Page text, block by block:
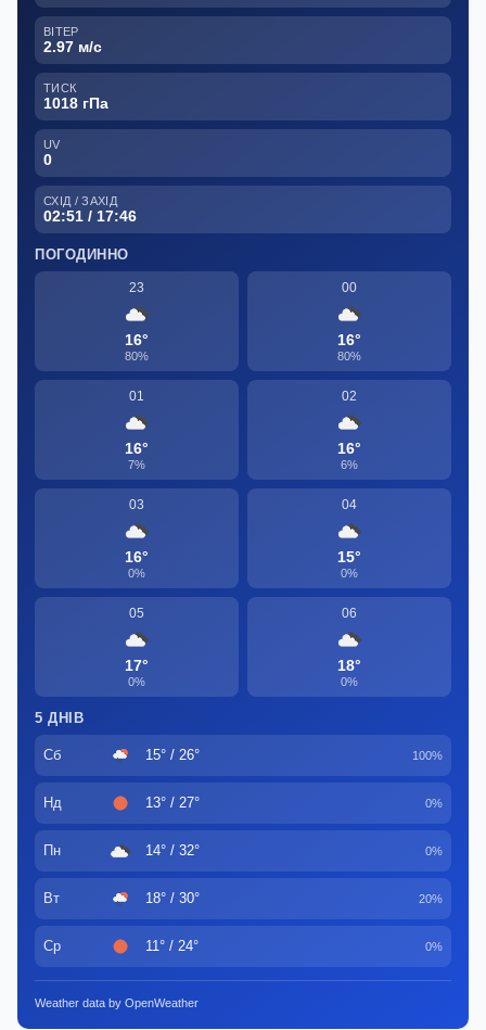
ВІТЕР
2.97 м/с
ТИСК
1018 гПа
UV
0
СХІД / ЗАХІД
02:51 / 17:46
ПОГОДИННО
23
16°
80%
00
16°
80%
01
16°
7%
02
16°
6%
03
16°
0%
04
15°
0%
05
17°
0%
06
18°
0%
5 ДНІВ
Сб 15° / 26° 100%
Нд 13° / 27° 0%
Пн 14° / 32° 0%
Вт 18° / 30° 20%
Ср 11° / 24° 0%
Weather data by OpenWeather